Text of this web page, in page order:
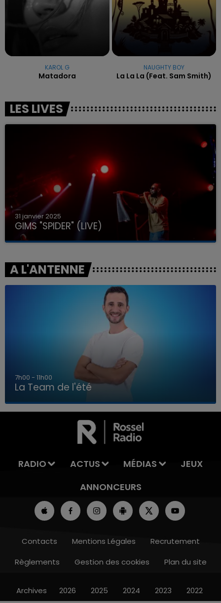
LA TEAM DE L'ÉTÉ
KAROL G
Matadora
NAUGHTY BOY
La La La (feat. Sam Smith)
LES LIVES
31 janvier 2025
GIMS "SPIDER" (LIVE)
A L'ANTENNE
7h00 - 11h00
La Team de l'été
RADIO ACTUS MÉDIAS
JEUX
ANNONCEURS
Contacts Mentions Légales
Recrutement
Règlements
Gestion des cookies Plan du site
Archives 2026 2025 2024 2023 2022